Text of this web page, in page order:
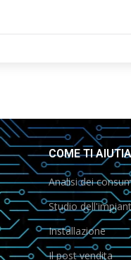
COME TI
Analisi dei
Studio
Installazione
Il post vendita